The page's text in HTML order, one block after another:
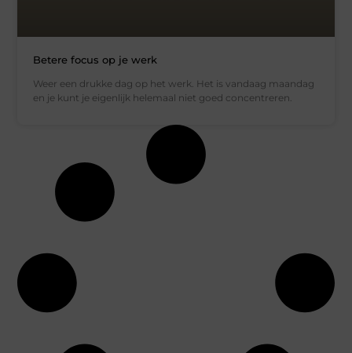
Betere focus op je werk
Weer een drukke dag op het werk. Het is vandaag maandag
en je kunt je eigenlijk helemaal niet goed concentreren.